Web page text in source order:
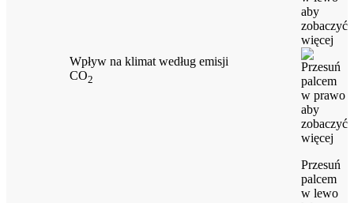
Wpływ na klimat według emisji
CO2
Przesuń
palcem
w lewo